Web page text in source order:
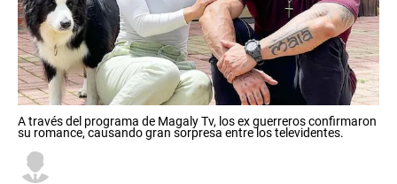
A través del programa de Magaly Tv, los ex guerreros confirmaron
su romance, causando gran sorpresa entre los televidentes.